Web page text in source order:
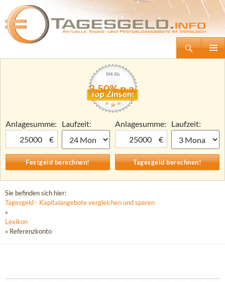
Tagesgeld.info – Tagesgeldkonten vergleichen und Tagesgeld-Zinsen berechnen
Zum
3,50% p.a.
Anlagesumme:
€
Laufzeit:
Anlagesumme:
€
Laufzeit:
Sie befinden sich hier:
Tagesgeld - Kapitalangebote vergleichen und sparen
»
Lexikon
» Referenzkonto